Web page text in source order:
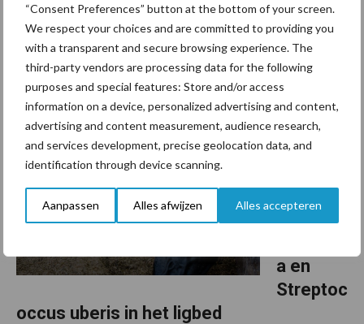
“Consent Preferences” button at the bottom of your screen.
We respect your choices and are committed to providing you
with a transparent and secure browsing experience. The
third-party vendors are processing data for the following
purposes and special features: Store and/or access
information on a device, personalized advertising and content,
advertising and content measurement, audience research,
and services development, precise geolocation data, and
identification through device scanning.
Aanpassen Alles afwijzen Alles accepteren
“Uiergezondheid is een vreselijk ingewikkeld verhaal”, begint
Jantijn Swinkels, specialist runder-gezondheid bij de
Gezondheidsdienst voor Dieren. Of een koe een uierontsteking
krijgt, hangt af van veel factoren. ...Lees meer
Effectie
ve
ng van E.
coli,
a en
Streptoc
occus uberis in het ligbed
14 juli 2014